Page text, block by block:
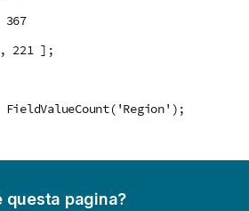
221 ];
FieldValueCount('Region');
questa pagina?